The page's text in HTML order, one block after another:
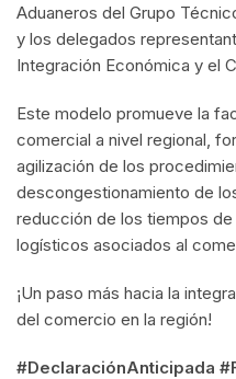
Aduaneros del Grupo
y los delegados
Integración Económica y el
Este modelo promueve la
comercial a nivel regional,
agilización de los
descongestionamiento de
reducción de los tiempos
logísticos asociados al
¡Un paso más hacia la
del comercio en la región!
#DeclaraciónAnticipada